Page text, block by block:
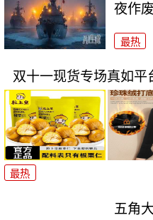
夜作
最热
双十一现货专场真如平
最热
五角